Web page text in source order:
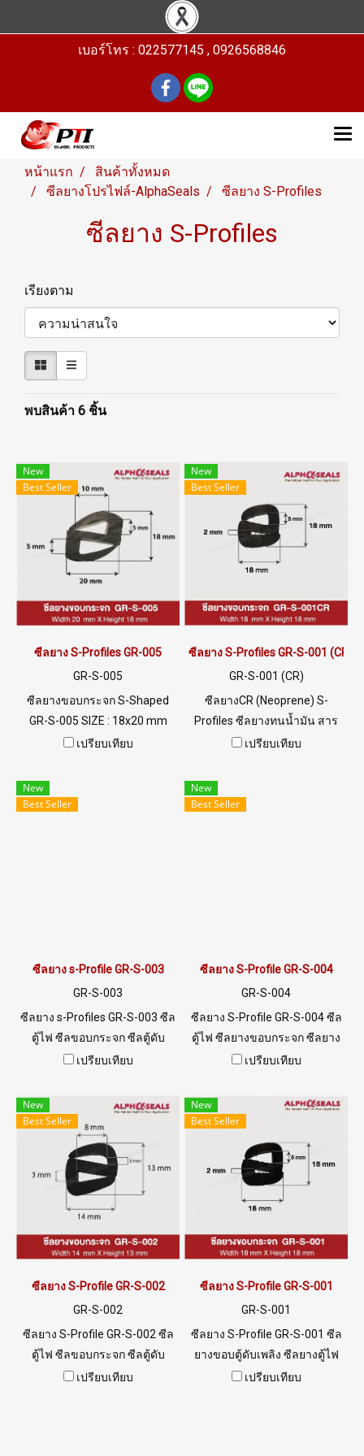
เบอร์โทร : 022577145 , 0926568846
หน้าแรก
สินค้าทั้งหมด
ซีลยางโปรไฟล์-AlphaSeals
ซีลยาง S-Profiles
ซีลยาง S-Profiles
เรียงตาม
พบสินค้า 6 ชิ้น
New
Best Seller
ซีลยาง S-Profiles GR-005
GR-S-005
ซีลยางขอบกระจก S-Shaped
GR-S-005 SIZE : 18x20 mm
ร่อง5/5mm Material EPDM
สภาพแวดล้อมดีเยี่ยม
เปรียบเทียบ
New
Best Seller
ซีลยาง S-Profiles GR-S-001 (CR)
GR-S-001 (CR)
ซีลยางCR (Neoprene) S-
Profiles ซีลยางทนน้ำมัน สาร
เคมี ทนการลามไฟ ทนสภาพ
เปรียบเทียบ
New
Best Seller
ซีลยาง s-Profile GR-S-003
GR-S-003
ซีลยาง s-Profiles GR-S-003 ซีล
ตู้ไฟ ซีลขอบกระจก ซีลตู้ดับ
เพลิง พร้อมส่ง Tel: 0 2489 5525
เปรียบเทียบ
New
Best Seller
ซีลยาง S-Profile GR-S-004
GR-S-004
ซีลยาง S-Profile GR-S-004 ซีล
ตู้ไฟ ซีลยางขอบกระจก ซีลยาง
ขอบตู้ดับเพลิง ร่อง 1/2 mm Tel:
เปรียบเทียบ
New
Best Seller
ซีลยาง S-Profile GR-S-002
GR-S-002
ซีลยาง S-Profile GR-S-002 ซีล
ตู้ไฟ ซีลขอบกระจก ซีลตู้ดับ
เพลิง Tel: 0 2489 5525 / 09
เปรียบเทียบ
New
Best Seller
ซีลยาง S-Profile GR-S-001
GR-S-001
ซีลยาง S-Profile GR-S-001 ซีล
ยางขอบตู้ดับเพลิง ซีลยางตู้ไฟ
พร้อมส่ง Tel: 0 2489 5525 / 09
เปรียบเทียบ